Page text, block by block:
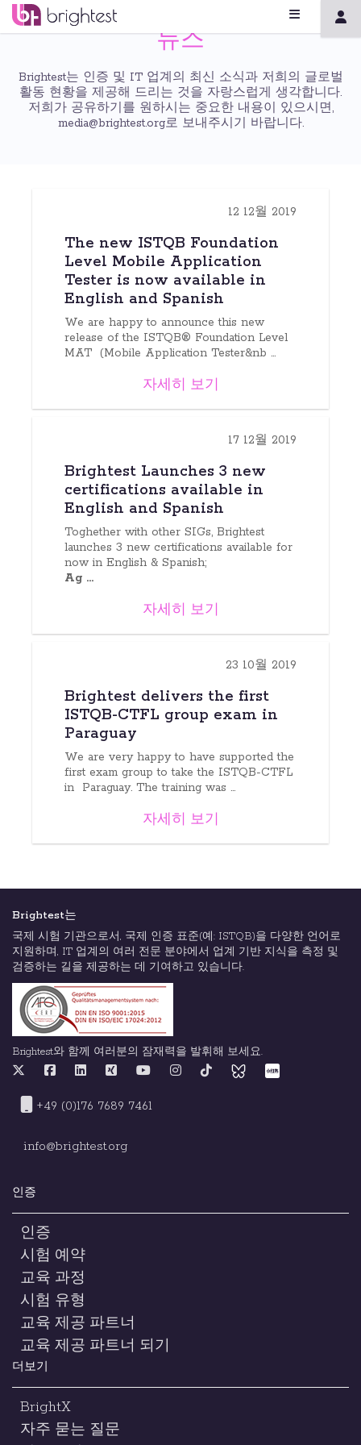
뉴스
Brightest는 인증 및 IT 업계의 최신 소식과 저희의 글로벌
활동 현황을 제공해 드리는 것을 자랑스럽게 생각합니다.
저희가 공유하기를 원하시는 중요한 내용이 있으시면,
media@brightest.org로 보내주시기 바랍니다.
12 12월 2019
The new ISTQB Foundation
Level Mobile Application
Tester is now available in
English and Spanish
We are happy to announce this new
release of the ISTQB® Foundation Level
MAT (Mobile Application Tester&nb ...
자세히 보기
17 12월 2019
Brightest Launches 3 new
certifications available in
English and Spanish
Toghether with other SIGs, Brightest
launches 3 new certifications available for
now in English & Spanish;
Ag ...
자세히 보기
23 10월 2019
Brightest delivers the first
ISTQB-CTFL group exam in
Paraguay
We are very happy to have supported the
first exam group to take the ISTQB-CTFL
in Paraguay. The training was ...
자세히 보기
Brightest는
국제 시험 기관으로서, 국제 인증 표준(예: ISTQB)을 다양한 언어로
지원하며, IT 업계의 여러 전문 분야에서 업계 기반 지식을 측정 및
검증하는 길을 제공하는 데 기여하고 있습니다.
Brightest와 함께 여러분의 잠재력을 발휘해 보세요.
+49 (0)176 7689 7461
info@brightest.org
인증
인증
시험 예약
교육 과정
시험 유형
교육 제공 파트너
교육 제공 파트너 되기
더보기
BrightX
자주 묻는 질문